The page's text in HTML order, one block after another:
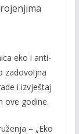
eko i anti-
zadovoljna
i izvještaj
ove godine.
– „Eko